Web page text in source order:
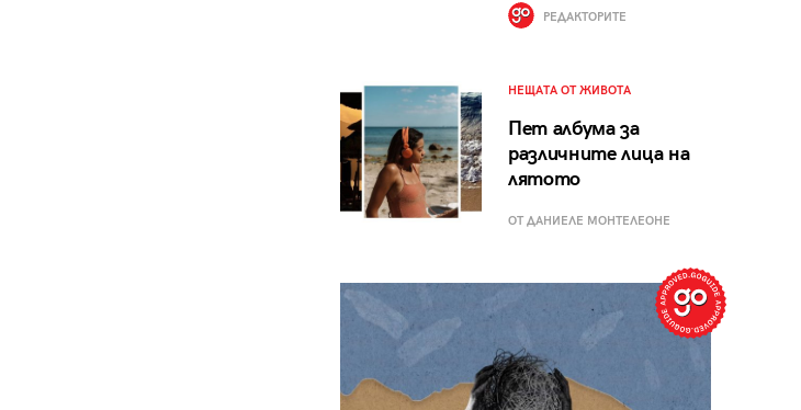
РЕДАКТОРИТЕ
НЕЩАТА ОТ ЖИВОТА
Пет албума за
различните лица на
лятото
ОТ ДАНИЕЛЕ МОНТЕЛЕОНЕ